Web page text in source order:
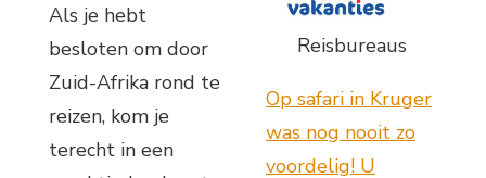
Als je hebt
besloten om door
Zuid-Afrika rond te
reizen, kom je
terecht in een
Reisbureaus
Op safari in Kruger
was nog nooit zo
voordelig! U